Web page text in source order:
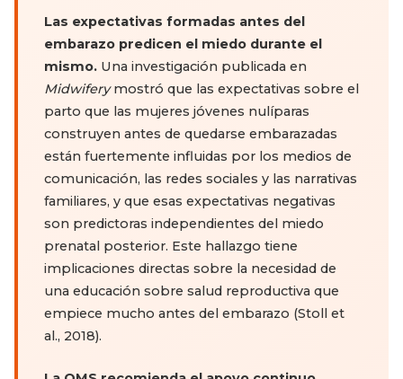
Las expectativas formadas antes del
embarazo predicen el miedo durante el
mismo.Una investigación publicada en
Midwiferymostró que las expectativas sobre el
parto que las mujeres jóvenes nulíparas
construyen antes de quedarse embarazadas
están fuertemente influidas por los medios de
comunicación, las redes sociales y las narrativas
familiares, y que esas expectativas negativas
son predictoras independientes del miedo
prenatal posterior. Este hallazgo tiene
implicaciones directas sobre la necesidad de
una educación sobre salud reproductiva que
empiece mucho antes del embarazo (Stoll et
al., 2018).